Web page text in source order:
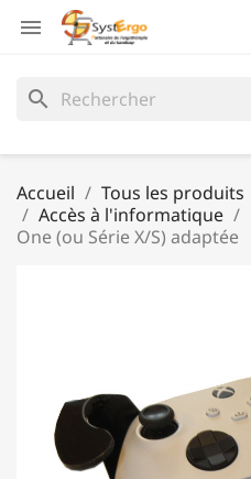

search
Accueil Tous les produits
Accès à l'informatique
One (ou Série X/S) adaptée